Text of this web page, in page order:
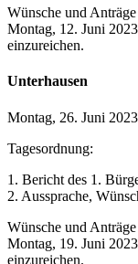
Wünsche und
Montag, 12. Juni
einzureichen.
Unterhausen
Montag, 26. Juni
Tagesordnung:
1. Bericht des 1.
2. Aussprache,
Wünsche und
Montag, 19. Juni
einzureichen.